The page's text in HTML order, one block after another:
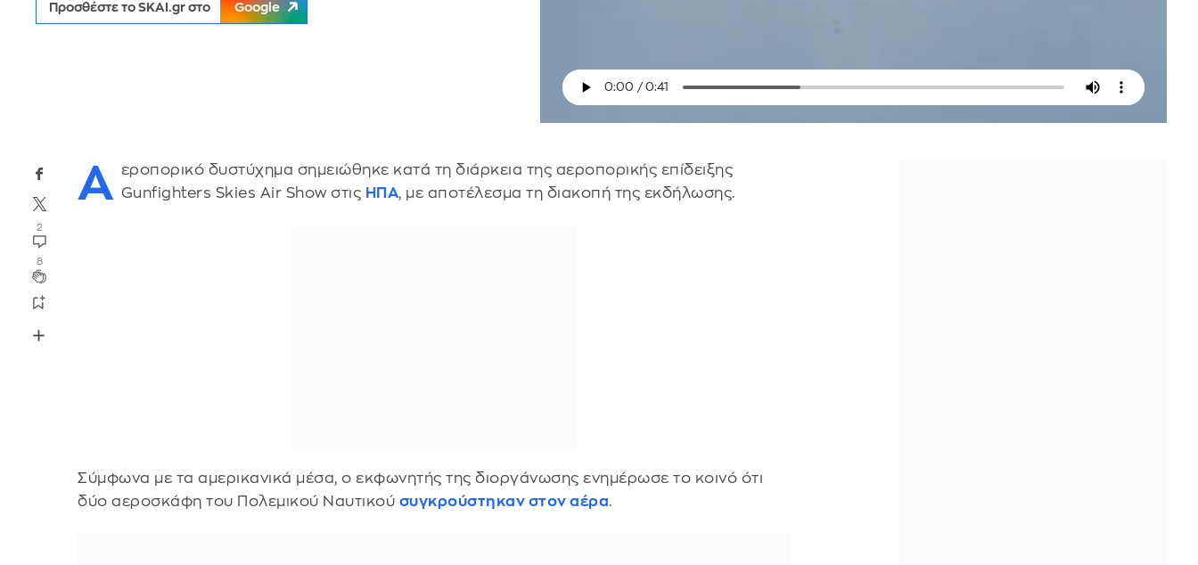
Προσθέστε το SKAI.gr στο Google
2
8
Α εροπορικό δυστύχημα σημειώθηκε κατά τη διάρκεια της αεροπορικής επίδειξης
Gunfighters Skies Air Show στις ΗΠΑ, με αποτέλεσμα τη διακοπή της εκδήλωσης.
Σύμφωνα με τα αμερικανικά μέσα, ο εκφωνητής της διοργάνωσης ενημέρωσε το κοινό ότι
δύο αεροσκάφη του Πολεμικού Ναυτικού συγκρούστηκαν στον αέρα.